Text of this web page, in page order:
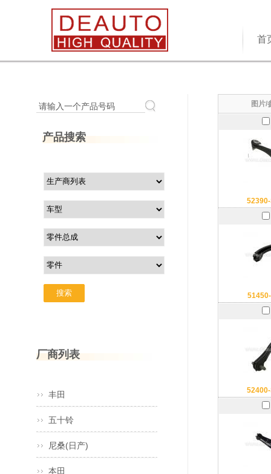
首
图片/
请输入一个产品号码
产品搜索
厂商列表
丰田
五十铃
尼桑(日产)
本田